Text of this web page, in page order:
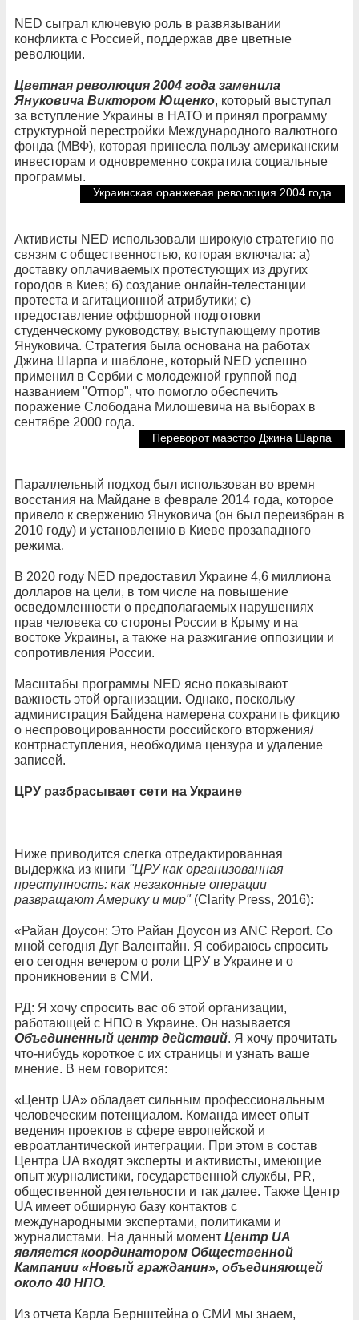
NED сыграл ключевую роль в развязывании
конфликта с Россией, поддержав две цветные
революции.
Цветная революция 2004 года заменила
Януковича Виктором Ющенко, который выступал
за вступление Украины в НАТО и принял программу
структурной перестройки Международного валютного
фонда (МВФ), которая принесла пользу американским
инвесторам и одновременно сократила социальные
программы.
Украинская оранжевая революция 2004 года
Активисты NED использовали широкую стратегию по
связям с общественностью, которая включала: а)
доставку оплачиваемых протестующих из других
городов в Киев; б) создание онлайн-телестанции
протеста и агитационной атрибутики; c)
предоставление оффшорной подготовки
студенческому руководству, выступающему против
Януковича. Стратегия была основана на работах
Джина Шарпа и шаблоне, который NED успешно
применил в Сербии с молодежной группой под
названием "Отпор", что помогло обеспечить
поражение Слободана Милошевича на выборах в
сентябре 2000 года.
Переворот маэстро Джина Шарпа
Параллельный подход был использован во время
восстания на Майдане в феврале 2014 года, которое
привело к свержению Януковича (он был переизбран в
2010 году) и установлению в Киеве прозападного
режима.
В 2020 году NED предоставил Украине 4,6 миллиона
долларов на цели, в том числе на повышение
осведомленности о предполагаемых нарушениях
прав человека со стороны России в Крыму и на
востоке Украины, а также на разжигание оппозиции и
сопротивления России.
Масштабы программы NED ясно показывают
важность этой организации. Однако, поскольку
администрация Байдена намерена сохранить фикцию
о неспровоцированности российского вторжения/
контрнаступления, необходима цензура и удаление
записей.
ЦРУ разбрасывает сети на Украине
Ниже приводится слегка отредактированная
выдержка из книги "ЦРУ как организованная
преступность: как незаконные операции
развращают Америку и мир" (Clarity Press, 2016):
«Райан Доусон: Это Райан Доусон из ANC Report. Со
мной сегодня Дуг Валентайн. Я собираюсь спросить
его сегодня вечером о роли ЦРУ в Украине и о
проникновении в СМИ.
РД: Я хочу спросить вас об этой организации,
работающей с НПО в Украине. Он называется
Объединенный центр действий. Я хочу прочитать
что-нибудь короткое с их страницы и узнать ваше
мнение. В нем говорится:
«Центр UA» обладает сильным профессиональным
человеческим потенциалом. Команда имеет опыт
ведения проектов в сфере европейской и
евроатлантической интеграции. При этом в состав
Центра UA входят эксперты и активисты, имеющие
опыт журналистики, государственной службы, PR,
общественной деятельности и так далее. Также Центр
UA имеет обширную базу контактов с
международными экспертами, политиками и
журналистами. На данный момент Центр UA
является координатором Общественной
Кампании «Новый гражданин», объединяющей
около 40 НПО.
Из отчета Карла Бернштейна о СМИ мы знаем,